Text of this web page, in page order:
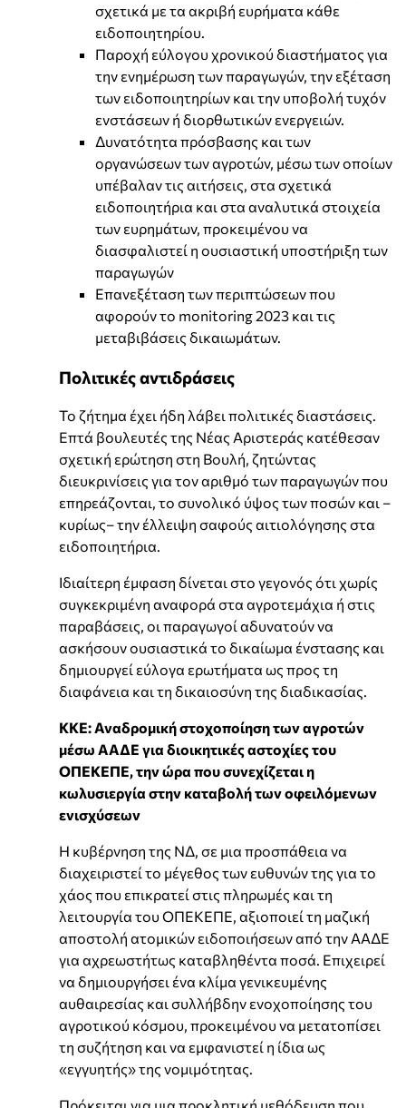
σχετικά με τα ακριβή ευρήματα κάθε
ειδοποιητηρίου.
Παροχή εύλογου χρονικού διαστήματος για
την ενημέρωση των παραγωγών, την εξέταση
των ειδοποιητηρίων και την υποβολή τυχόν
ενστάσεων ή διορθωτικών ενεργειών.
Δυνατότητα πρόσβασης και των
οργανώσεων των αγροτών, μέσω των οποίων
υπέβαλαν τις αιτήσεις, στα σχετικά
ειδοποιητήρια και στα αναλυτικά στοιχεία
των ευρημάτων, προκειμένου να
διασφαλιστεί η ουσιαστική υποστήριξη των
παραγωγών
Επανεξέταση των περιπτώσεων που
αφορούν το monitoring 2023 και τις
μεταβιβάσεις δικαιωμάτων.
Πολιτικές αντιδράσεις
Το ζήτημα έχει ήδη λάβει πολιτικές διαστάσεις.
Επτά βουλευτές της Νέας Αριστεράς κατέθεσαν
σχετική ερώτηση στη Βουλή, ζητώντας
διευκρινίσεις για τον αριθμό των παραγωγών που
επηρεάζονται, το συνολικό ύψος των ποσών και –
κυρίως– την έλλειψη σαφούς αιτιολόγησης στα
ειδοποιητήρια.
Ιδιαίτερη έμφαση δίνεται στο γεγονός ότι χωρίς
συγκεκριμένη αναφορά στα αγροτεμάχια ή στις
παραβάσεις, οι παραγωγοί αδυνατούν να
ασκήσουν ουσιαστικά το δικαίωμα ένστασης και
δημιουργεί εύλογα ερωτήματα ως προς τη
διαφάνεια και τη δικαιοσύνη της διαδικασίας.
ΚΚΕ: Αναδρομική στοχοποίηση των αγροτών
μέσω ΑΑΔΕ για διοικητικές αστοχίες του
ΟΠΕΚΕΠΕ, την ώρα που συνεχίζεται η
κωλυσιεργία στην καταβολή των οφειλόμενων
ενισχύσεων
Η κυβέρνηση της ΝΔ, σε μια προσπάθεια να
διαχειριστεί το μέγεθος των ευθυνών της για το
χάος που επικρατεί στις πληρωμές και τη
λειτουργία του ΟΠΕΚΕΠΕ, αξιοποιεί τη μαζική
αποστολή ατομικών ειδοποιήσεων από την ΑΑΔΕ
για αχρεωστήτως καταβληθέντα ποσά. Επιχειρεί
να δημιουργήσει ένα κλίμα γενικευμένης
αυθαιρεσίας και συλλήβδην ενοχοποίησης του
αγροτικού κόσμου, προκειμένου να μετατοπίσει
τη συζήτηση και να εμφανιστεί η ίδια ως
«εγγυητής» της νομιμότητας.